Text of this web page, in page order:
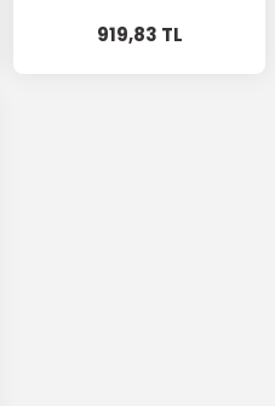
919,83 TL